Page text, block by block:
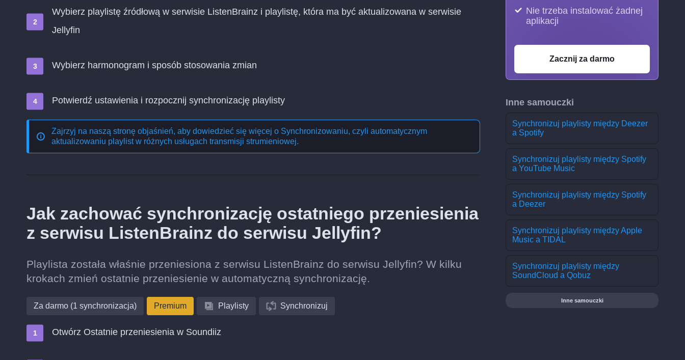
Wybierz playlistę źródłową w serwisie ListenBrainz i playlistę, która ma być aktualizowana w serwisie
Jellyfin
Wybierz harmonogram i sposób stosowania zmian
Potwierdź ustawienia i rozpocznij synchronizację playlisty
Zajrzyj na naszą stronę objaśnień, aby dowiedzieć się więcej o Synchronizowaniu, czyli automatycznym
aktualizowaniu playlist w różnych usługach transmisji strumieniowej.
Jak zachować synchronizację ostatniego przeniesienia
z serwisu ListenBrainz do serwisu Jellyfin?
Playlista została właśnie przeniesiona z serwisu ListenBrainz do serwisu Jellyfin? W kilku
krokach zmień ostatnie przeniesienie w automatyczną synchronizację.
Za darmo (1 synchronizacja) Premium Playlisty Synchronizuj
Otwórz Ostatnie przeniesienia w Soundiiz
Nie trzeba instalować żadnej
aplikacji
Zacznij za darmo
Inne samouczki
Synchronizuj playlisty między Deezer
a Spotify
Synchronizuj playlisty między Spotify
a YouTube Music
Synchronizuj playlisty między Spotify
a Deezer
Synchronizuj playlisty między Apple
Music a TIDAL
Synchronizuj playlisty między
SoundCloud a Qobuz
Inne samouczki